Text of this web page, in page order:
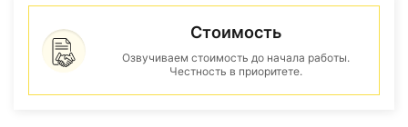
Стоимость
Озвучиваем стоимость до начала работы.
Честность в приоритете.